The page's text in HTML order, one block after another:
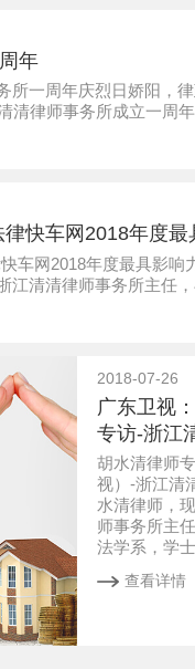
年
所一周年庆烈日娇阳，
清律师事务所成立一周
快车网2018年度最
车网2018年度最具影响
江清清律师事务所主任
2018-07-26
广东卫视
专访-浙江
胡水清律师
视）-浙江清
水清律师，
师事务所主
法学系，学
查看详情